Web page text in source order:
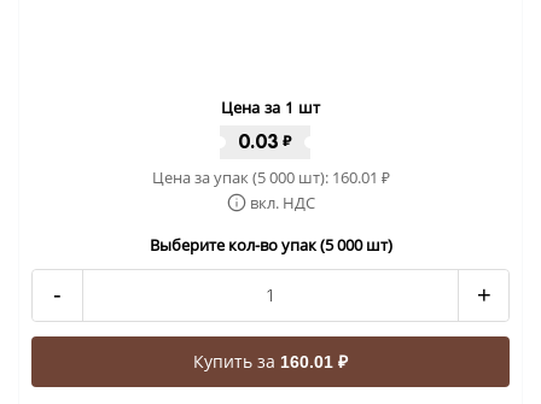
Цена за 1 шт
0.03 ₽
Цена за упак (5 000 шт): 160.01 ₽
вкл. НДС
Выберите кол-во упак (5 000 шт)
- +
Купить за 160.01 ₽